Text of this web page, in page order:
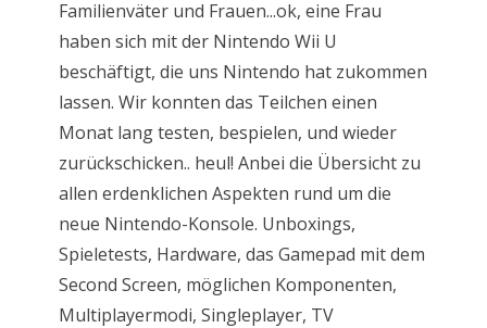
Familienväter und Frauen...ok, eine Frau
haben sich mit der Nintendo Wii U
beschäftigt, die uns Nintendo hat zukommen
lassen. Wir konnten das Teilchen einen
Monat lang testen, bespielen, und wieder
zurückschicken.. heul! Anbei die Übersicht zu
allen erdenklichen Aspekten rund um die
neue Nintendo-Konsole. Unboxings,
Spieletests, Hardware, das Gamepad mit dem
Second Screen, möglichen Komponenten,
Multiplayermodi, Singleplayer, TV